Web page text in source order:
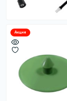
Акция